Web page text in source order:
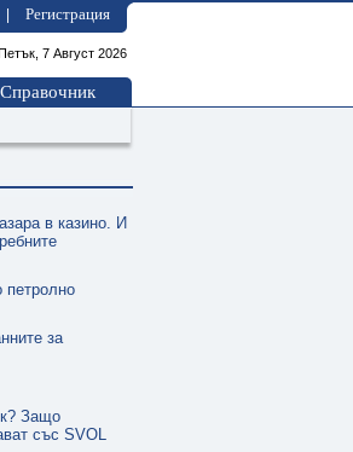
Регистрация
7 Август 2026
Справочник
в казино. И
петролно
за
Защо
със SVOL